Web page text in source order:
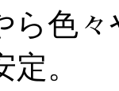
ら色
。